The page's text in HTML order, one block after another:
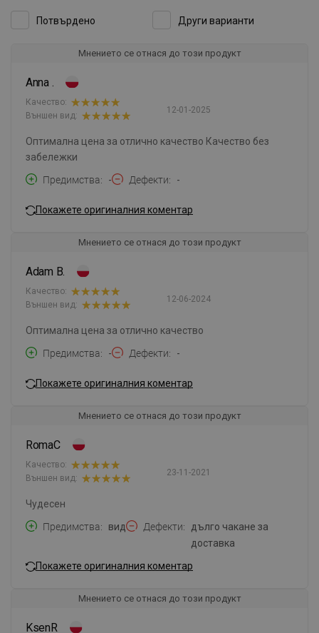
Потвърдено Други варианти
Мнението се отнася до този продукт
Anna .
12-01-2025
Качество:
Външен вид:
Оптимална цена за отлично качество Качество без
забележки
Предимства
- Дефекти -
Покажете оригиналния коментар
Мнението се отнася до този продукт
Adam B.
12-06-2024
Качество:
Външен вид:
Оптимална цена за отлично качество
Предимства
- Дефекти -
Покажете оригиналния коментар
Мнението се отнася до този продукт
RomaC
23-11-2021
Качество:
Външен вид:
Чудесен
Предимства
вид Дефекти
дълго чакане за
доставка
Покажете оригиналния коментар
Мнението се отнася до този продукт
KsenR